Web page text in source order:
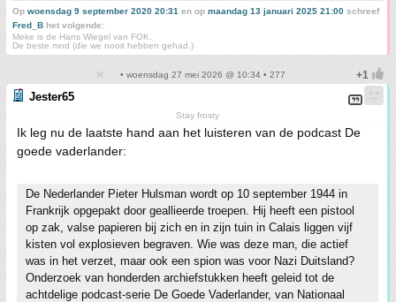
Op woensdag 9 september 2020 20:31 en op maandag 13 januari 2025 21:00 schreef
Fred_B het volgende:
Meke is de Hans Wiegel van FOK.
De beste mod (die we nooit hebben gehad.)
• woensdag 27 mei 2026 @ 10:34 • 277
Jester65
Stay frosty
Ik leg nu de laatste hand aan het luisteren van de podcast De
goede vaderlander:
De Nederlander Pieter Hulsman wordt op 10 september 1944 in
Frankrijk opgepakt door geallieerde troepen. Hij heeft een pistool
op zak, valse papieren bij zich en in zijn tuin in Calais liggen vijf
kisten vol explosieven begraven. Wie was deze man, die actief
was in het verzet, maar ook een spion was voor Nazi Duitsland?
Onderzoek van honderden archiefstukken heeft geleid tot de
achtdelige podcast-serie De Goede Vaderlander, van Nationaal